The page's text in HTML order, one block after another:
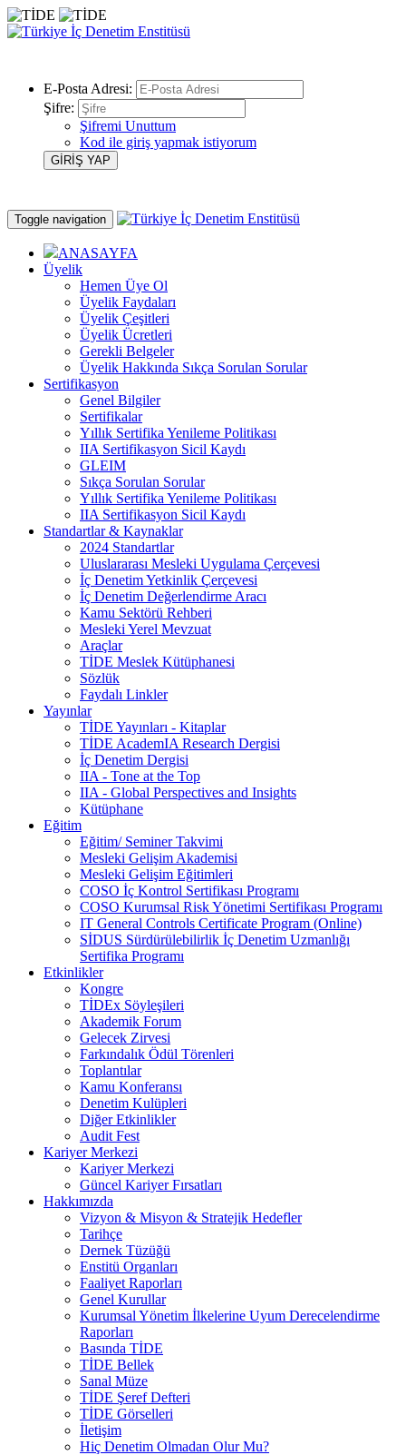
E-Posta Adresi:
Şifre:
Şifremi Unuttum
Kod ile giriş yapmak istiyorum
Toggle navigation
ANASAYFA
Üyelik
Hemen Üye Ol
Üyelik Faydaları
Üyelik Çeşitleri
Üyelik Ücretleri
Gerekli Belgeler
Üyelik Hakkında Sıkça Sorulan Sorular
Sertifikasyon
Genel Bilgiler
Sertifikalar
Yıllık Sertifika Yenileme Politikası
IIA Sertifikasyon Sicil Kaydı
GLEIM
Sıkça Sorulan Sorular
Yıllık Sertifika Yenileme Politikası
IIA Sertifikasyon Sicil Kaydı
Standartlar & Kaynaklar
2024 Standartlar
Uluslararası Mesleki Uygulama Çerçevesi
İç Denetim Yetkinlik Çerçevesi
İç Denetim Değerlendirme Aracı
Kamu Sektörü Rehberi
Mesleki Yerel Mevzuat
Araçlar
TİDE Meslek Kütüphanesi
Sözlük
Faydalı Linkler
Yayınlar
TİDE Yayınları - Kitaplar
TİDE AcademIA Research Dergisi
İç Denetim Dergisi
IIA - Tone at the Top
IIA - Global Perspectives and Insights
Kütüphane
Eğitim
Eğitim/ Seminer Takvimi
Mesleki Gelişim Akademisi
Mesleki Gelişim Eğitimleri
COSO İç Kontrol Sertifikası Programı
COSO Kurumsal Risk Yönetimi Sertifikası Programı
IT General Controls Certificate Program (Online)
SİDUS Sürdürülebilirlik İç Denetim Uzmanlığı
Sertifika Programı
Etkinlikler
Kongre
TİDEx Söyleşileri
Akademik Forum
Gelecek Zirvesi
Farkındalık Ödül Törenleri
Toplantılar
Kamu Konferansı
Denetim Kulüpleri
Diğer Etkinlikler
Audit Fest
Kariyer Merkezi
Kariyer Merkezi
Güncel Kariyer Fırsatları
Hakkımızda
Vizyon & Misyon & Stratejik Hedefler
Tarihçe
Dernek Tüzüğü
Enstitü Organları
Faaliyet Raporları
Genel Kurullar
Kurumsal Yönetim İlkelerine Uyum Derecelendirme
Raporları
Basında TİDE
TİDE Bellek
Sanal Müze
TİDE Şeref Defteri
TİDE Görselleri
İletişim
Hiç Denetim Olmadan Olur Mu?